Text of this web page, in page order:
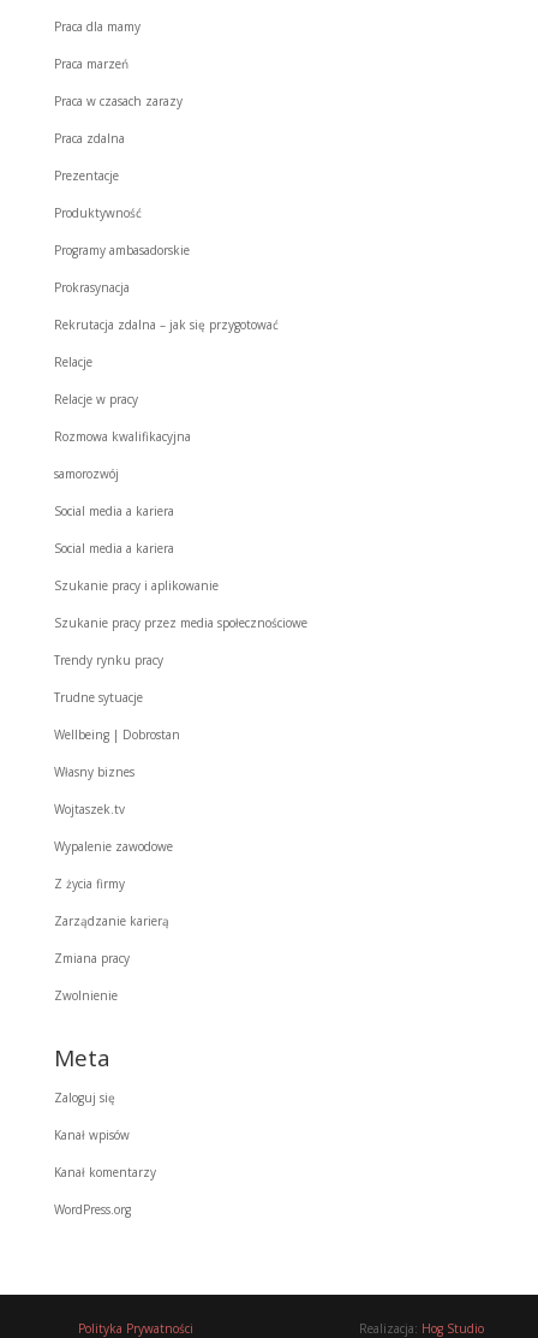
Praca dla mamy
Praca marzeń
Praca w czasach zarazy
Praca zdalna
Prezentacje
Produktywność
Programy ambasadorskie
Prokrasynacja
Rekrutacja zdalna – jak się przygotować
Relacje
Relacje w pracy
Rozmowa kwalifikacyjna
samorozwój
Social media a kariera
Social media a kariera
Szukanie pracy i aplikowanie
Szukanie pracy przez media społecznościowe
Trendy rynku pracy
Trudne sytuacje
Wellbeing | Dobrostan
Własny biznes
Wojtaszek.tv
Wypalenie zawodowe
Z życia firmy
Zarządzanie karierą
Zmiana pracy
Zwolnienie
Meta
Zaloguj się
Kanał wpisów
Kanał komentarzy
WordPress.org
Polityka Prywatności Realizacja: Hog Studio